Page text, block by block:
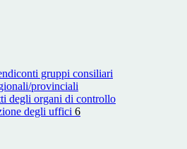
gruppi consiliari
provinciali
degli organi di controllo
degli uffici 6